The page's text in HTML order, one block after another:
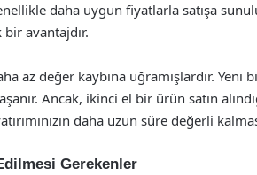
daha uygun fiyatlarla satışa
avantajdır.
az değer kaybına uğramışlardır. Yeni
Ancak, ikinci el bir ürün satın
daha uzun süre değerli
Gerekenler